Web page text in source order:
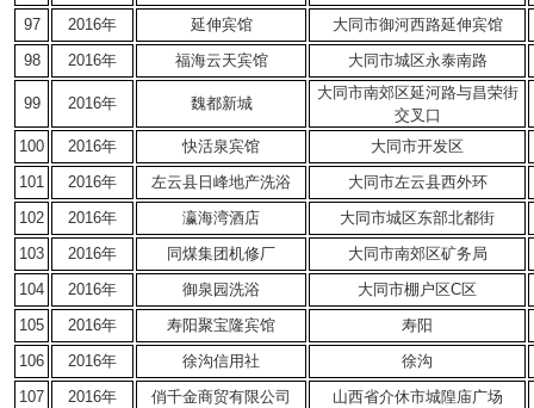
97
2016年 延伸宾馆
大同市御河西路延伸宾馆
98
2016年 福海云天宾馆 大同市城区永泰南路
99 2016年 魏都新城
大同市南郊区延河路与昌荣街
交叉口
100
2016年 快活泉宾馆
大同市开发区
101
2016年 左云县日峰地产洗浴
大同市左云县西外环
102
2016年 瀛海湾酒店
大同市城区东部北都街
103
2016年 同煤集团机修厂
大同市南郊区矿务局
104
2016年 御泉园洗浴
大同市棚户区C区
105
2016年 寿阳聚宝隆宾馆
寿阳
106
2016年 徐沟信用社
徐沟
107
2016年 俏千金商贸有限公司 山西省介休市城隍庙广场